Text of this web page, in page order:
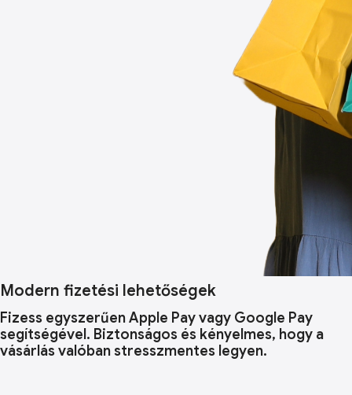
Modern fizetési lehetőségek
Fizess egyszerűen Apple Pay vagy Google Pay
segítségével. Biztonságos és kényelmes, hogy a
vásárlás valóban stresszmentes legyen.